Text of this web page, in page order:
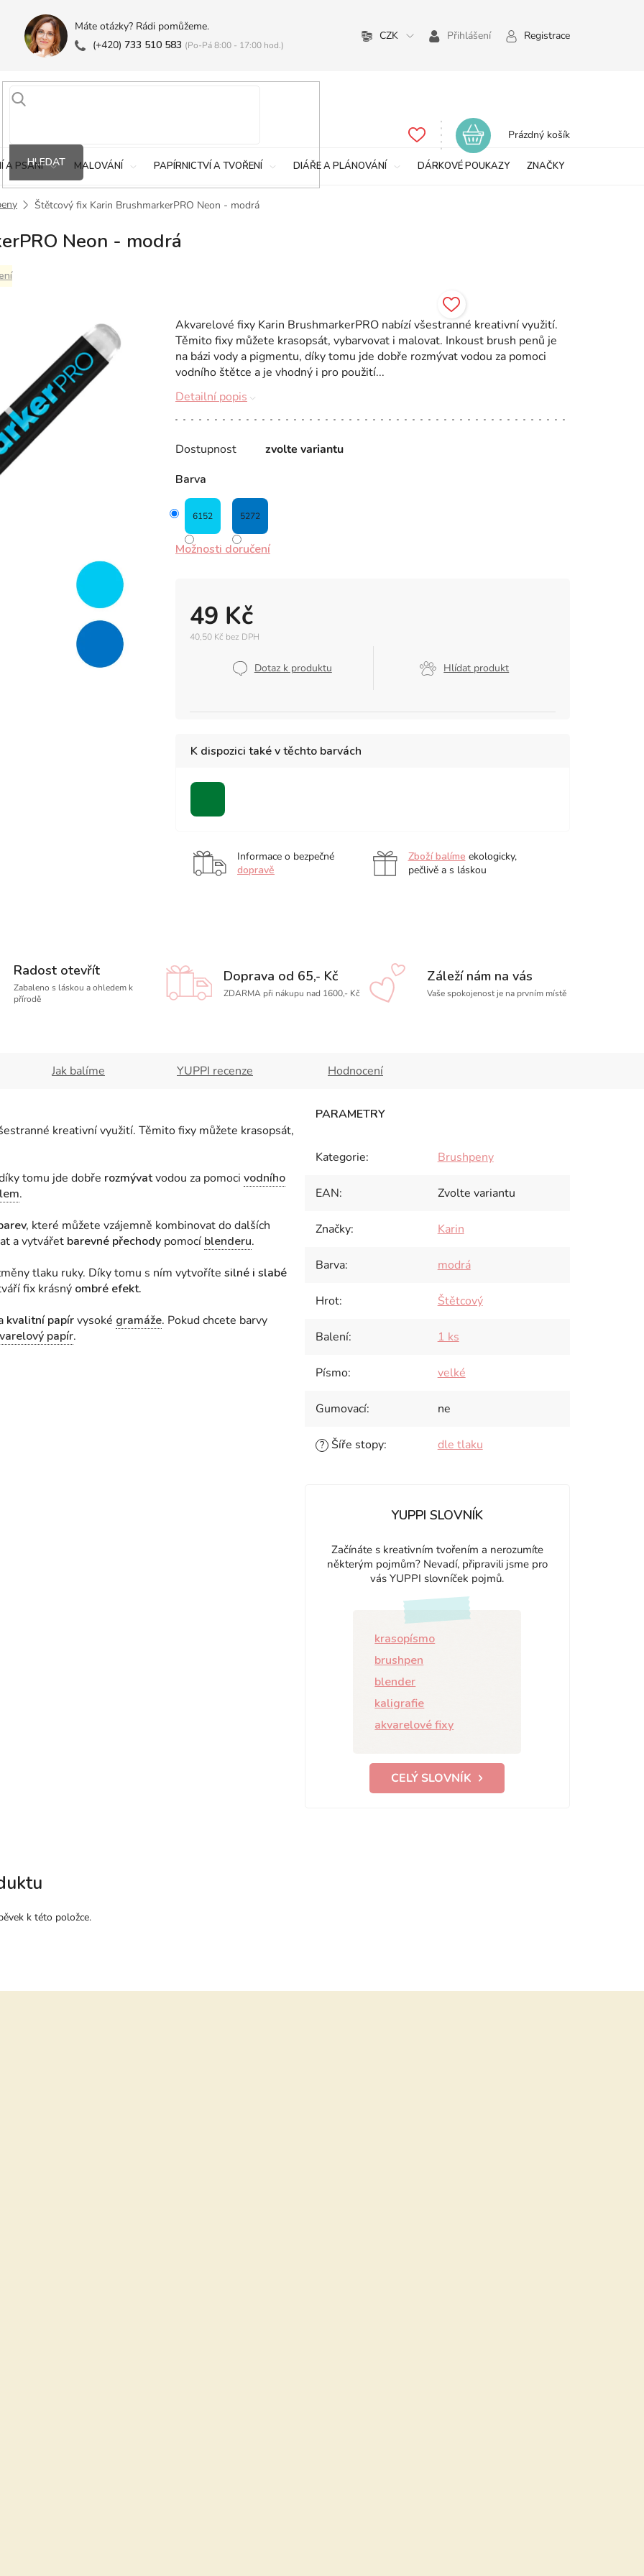
Máte otázky? Rádi pomůžeme.
(+420) 733 510 583 (Po-Pá 8:00 - 17:00 hod.)
CZK Přihlášení Registrace
HLEDAT
Nákupní
Prázdný košík
A PSANÍ MALOVÁNÍ PAPÍRNICTVÍ A TVOŘENÍ DIÁŘE A PLÁNOVÁNÍ DÁRKOVÉ POUKAZY ZNAČKY
Štětcový fix Karin BrushmarkerPRO Neon - modrá
Neon - modrá
Dostupnost zvolte variantu
49 Kč
40,50 Kč bez DPH
Dotaz k produktu Hlídat produkt
Barva
6152 5272
Možnosti doručení
Akvarelové fixy Karin BrushmarkerPRO nabízí všestranné kreativní využití.
Těmito fixy můžete krasopsát, vybarvovat i malovat. Inkoust brush penů je
na bázi vody a pigmentu, díky tomu jde dobře rozmývat vodou za pomoci
vodního štětce a je vhodný i pro použití...
Detailní popis
K dispozici také v těchto barvách
Informace o bezpečné
dopravě
Zboží balíme ekologicky,
pečlivě a s láskou
Radost otevřít
Zabaleno s láskou a ohledem k
přírodě
Doprava od 65,- Kč
ZDARMA při nákupu nad 1600,- Kč
Záleží nám na vás
Vaše spokojenost je na prvním místě
Jak balíme YUPPI recenze Hodnocení
kreativní využití. Těmito fixy můžete krasopsát,
tomu jde dobře rozmývatvodou za pomoci vodního
.
které můžete vzájemně kombinovat do dalších
a vytvářet barevné přechody pomocí blenderu.
tlaku ruky. Díky tomu s ním vytvoříte silné i slabé
fix krásný ombré efekt.
kvalitní papírvysoké gramáže. Pokud chcete barvy
papír.
Kategorie: Brushpeny
EAN: Zvolte variantu
Značky: Karin
Barva: modrá
Hrot: Štětcový
Balení: 1 ks
Písmo: velké
Gumovací: ne
? Šíře stopy: dle tlaku
YUPPI SLOVNÍK
Začínáte s kreativním tvořením a nerozumíte
některým pojmům? Nevadí, připravili jsme pro
vás YUPPI slovníček pojmů.
krasopísmo
brushpen
blender
kaligrafie
akvarelové fixy
CELÝ SLOVNÍK
k této položce.